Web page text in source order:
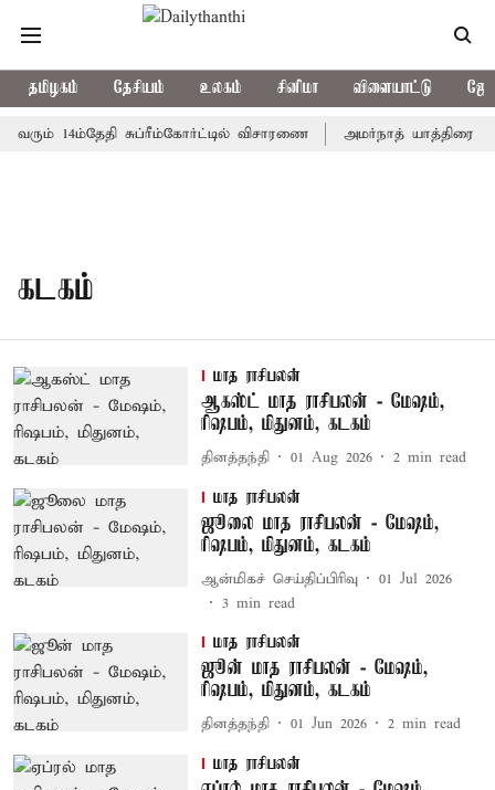
தமிழகம் தேசியம் உலகம் சினிமா விளையாட்டு
வரும் 14ம்தேதி சுப்ரீம்கோர்ட்டில் விசாரணை அமர்நாத் யாத்திரை
கடகம்
மாத ராசிபலன்
ஆகஸ்ட் மாத ராசிபலன் - மேஷம்,
ரிஷபம், மிதுனம், கடகம்
தினத்தந்தி 01 Aug 2026 2 min read
மாத ராசிபலன்
ஜூலை மாத ராசிபலன் - மேஷம்,
ரிஷபம், மிதுனம், கடகம்
ஆன்மிகச் செய்திப்பிரிவு
01 Jul 2026
3 min read
மாத ராசிபலன்
ஜூன் மாத ராசிபலன் - மேஷம்,
ரிஷபம், மிதுனம், கடகம்
தினத்தந்தி 01 Jun 2026 2 min read
மாத ராசிபலன்